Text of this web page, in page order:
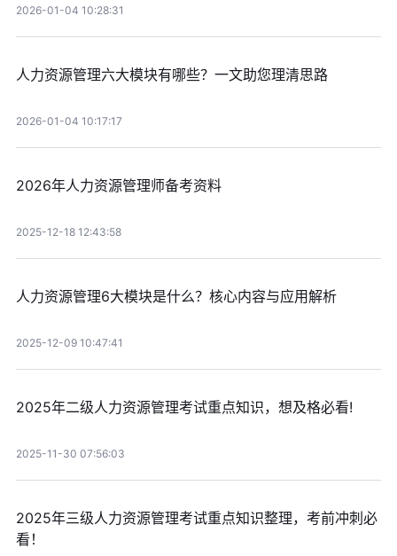
2026-01-04 10:28:31
人力资源管理六大模块有哪些？一文助您理清思路
2026-01-04 10:17:17
2026年人力资源管理师备考资料
2025-12-18 12:43:58
人力资源管理6大模块是什么？核心内容与应用解析
2025-12-09 10:47:41
2025年二级人力资源管理考试重点知识，想及格必看!
2025-11-30 07:56:03
2025年三级人力资源管理考试重点知识整理，考前冲刺必
看！